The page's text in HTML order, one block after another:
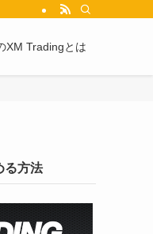
XM Tradingとは
る方法